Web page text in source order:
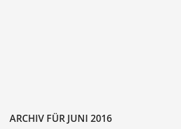
ARCHIV FÜR JUNI 2016